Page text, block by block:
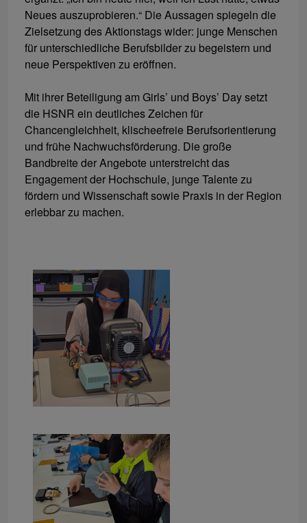
Neues auszuprobieren.“ Die Aussagen spiegeln die
Zielsetzung des Aktionstags wider: junge Menschen
für unterschiedliche Berufsbilder zu begeistern und
neue Perspektiven zu eröffnen.
Mit ihrer Beteiligung am Girls’ und Boys’ Day setzt
die HSNR ein deutliches Zeichen für
Chancengleichheit, klischeefreie Berufsorientierung
und frühe Nachwuchsförderung. Die große
Bandbreite der Angebote unterstreicht das
Engagement der Hochschule, junge Talente zu
fördern und Wissenschaft sowie Praxis in der Region
erlebbar zu machen.